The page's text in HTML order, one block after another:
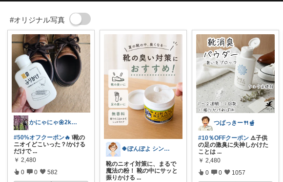
#オリジナル写真
かにゃにゃ🌼2kids mama
#50%オフクーポン🔥 \靴の
ニオイどこいった？/かける
だけで ...
￥ 2,480
0 0 582
🍀ぽんぽよ シンプル時短ライフ🍀
靴のニオイ対策に、まるで
魔法の粉！ 靴の中にサッと
振りかける ...
つばっきー🍴🫕
#10％OFFクーポン ⚠️子供
の足の激臭に失神しかけた
ことは ...
￥ 2,480
0 0 1057